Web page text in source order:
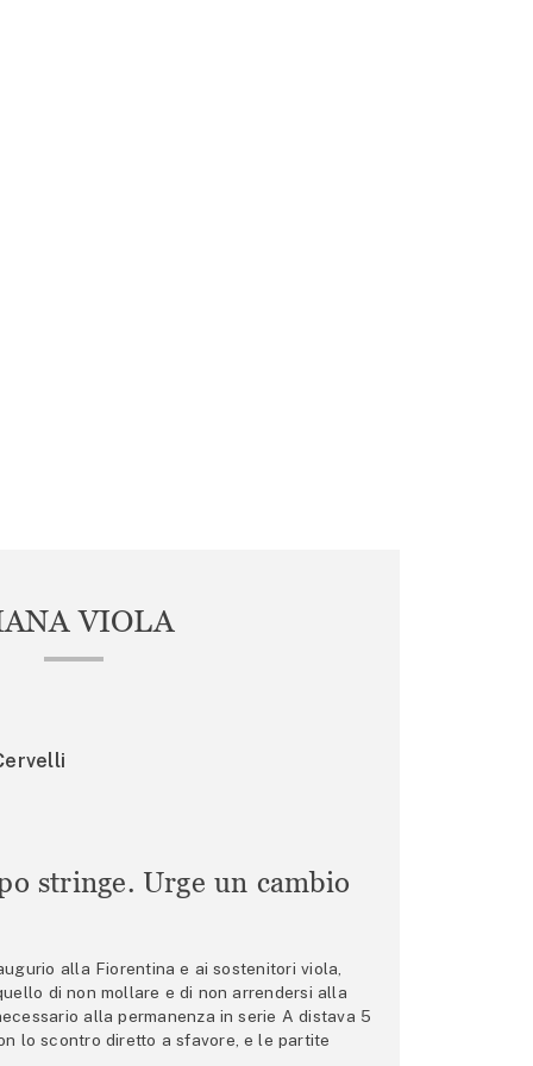
VIOLA
stringe. Urge un cambio
alla Fiorentina e ai sostenitori viola,
di non mollare e di non arrendersi alla
alla permanenza in serie A distava 5
lo scontro diretto a sfavore, e le partite